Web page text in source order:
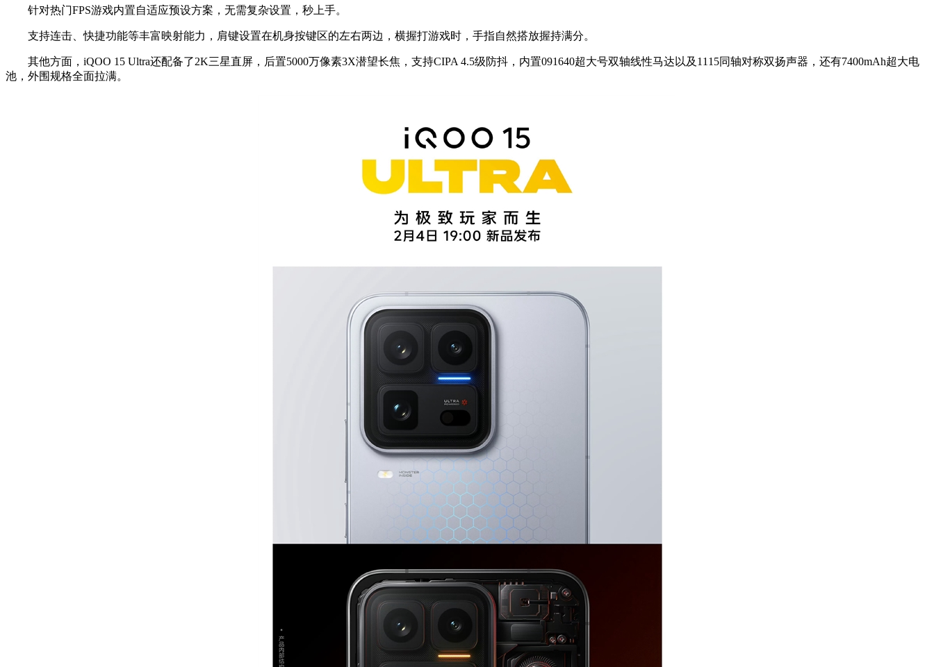
针对热门FPS游戏内置自适应预设方案，无需复杂设置，秒上手。
支持连击、快捷功能等丰富映射能力，肩键设置在机身按键区的左右两边，横握打游戏时，手指自然搭放握持满分。
其他方面，iQOO 15 Ultra还配备了2K三星直屏，后置5000万像素3X潜望长焦，支持CIPA 4.5级防抖，内置091640超大号双轴线性马达以及1115同轴对称双扬声器，还有7400mAh超大电
池，外围规格全面拉满。